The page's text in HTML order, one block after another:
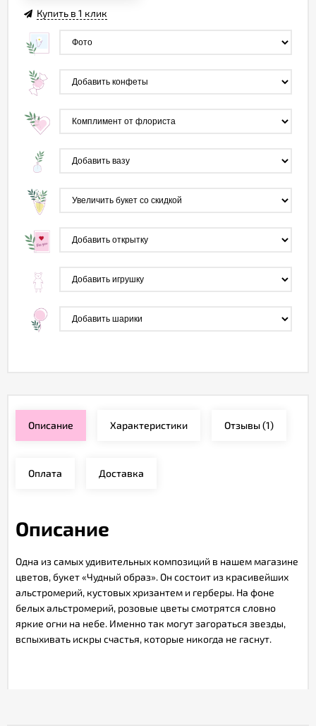
Купить в 1 клик
Описание Характеристики Отзывы(1)
Оплата Доставка
Описание
Одна из самых удивительных композиций в нашем магазине
цветов, букет «Чудный образ». Он состоит из красивейших
альстромерий, кустовых хризантем и герберы. На фоне
белых альстромерий, розовые цветы смотрятся словно
яркие огни на небе. Именно так могут загораться звезды,
вспыхивать искры счастья, которые никогда не гаснут.